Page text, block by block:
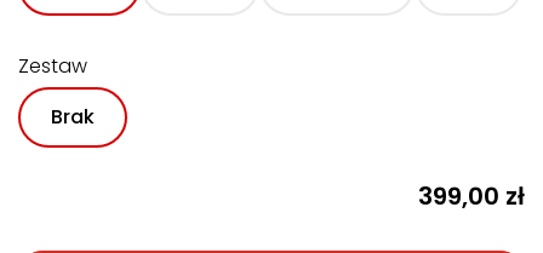
Zestaw
Brak
399,00 zł